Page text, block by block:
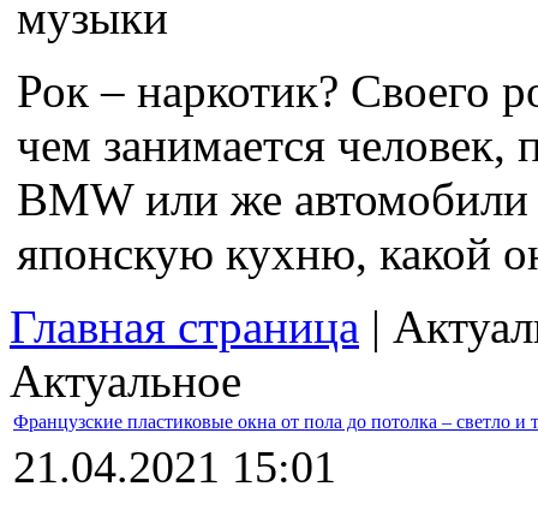
Рок – наркотик? Своего
чем занимается
BMW или же
японскую кухню, какой
Главная страница |
Актуальное
Французские пластиковые окна от пола до потолка – светло и
21.04.2021 15:01